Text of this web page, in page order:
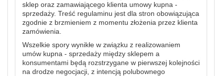
sklep oraz zamawiającego klienta umowy kupna -
sprzedaży. Treść regulaminu jest dla stron obowiązująca
zgodnie z brzmieniem z momentu złożenia przez klienta
zamówienia.
Wszelkie spory wynikłe w związku z realizowaniem
umów kupna - sprzedaży między sklepem a
konsumentami będą rozstrzygane w pierwszej kolejności
na drodze negocjacji, z intencją polubownego